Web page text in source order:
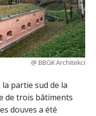
@ BBGK Architekci
partie sud de la
de trois bâtiments
douves a été